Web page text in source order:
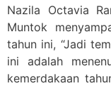
Nazila Octavia
Muntok
tahun ini, “Jadi
ini adalah
kemerdakaan